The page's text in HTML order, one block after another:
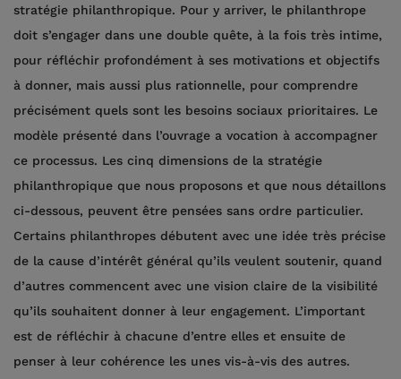
stratégie philanthropique. Pour y arriver, le philanthrope
doit s’engager dans une double quête, à la fois très intime,
pour réfléchir profondément à ses motivations et objectifs
à donner, mais aussi plus rationnelle, pour comprendre
précisément quels sont les besoins sociaux prioritaires. Le
modèle présenté dans l’ouvrage a vocation à accompagner
ce processus. Les cinq dimensions de la stratégie
philanthropique que nous proposons et que nous détaillons
ci-dessous, peuvent être pensées sans ordre particulier.
Certains philanthropes débutent avec une idée très précise
de la cause d’intérêt général qu’ils veulent soutenir, quand
d’autres commencent avec une vision claire de la visibilité
qu’ils souhaitent donner à leur engagement. L’important
est de réfléchir à chacune d’entre elles et ensuite de
penser à leur cohérence les unes vis-à-vis des autres.